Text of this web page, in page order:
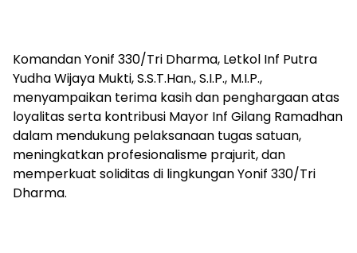
Komandan Yonif 330/Tri Dharma, Letkol Inf Putra
Yudha Wijaya Mukti, S.S.T.Han., S.I.P., M.I.P.,
menyampaikan terima kasih dan penghargaan atas
loyalitas serta kontribusi Mayor Inf Gilang Ramadhan
dalam mendukung pelaksanaan tugas satuan,
meningkatkan profesionalisme prajurit, dan
memperkuat soliditas di lingkungan Yonif 330/Tri
Dharma.